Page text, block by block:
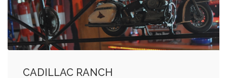
CADILLAC RANCH